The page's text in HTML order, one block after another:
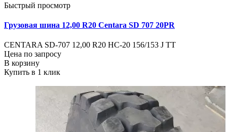
Быстрый просмотр
Грузовая шина 12,00 R20 Centara SD 707 20PR
CENTARA SD-707 12,00 R20 HC-20 156/153 J TT
Цена по запросу
В корзину
Купить в 1 клик